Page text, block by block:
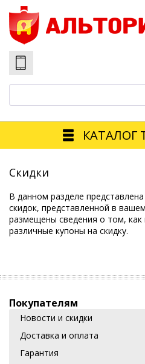
КАТАЛОГ
Скидки
В данном разделе
скидок, представленной в
размещены сведения о том,
различные купоны на скидку.
Покупателям
Новости и скидки
Доставка и оплата
Гарантия